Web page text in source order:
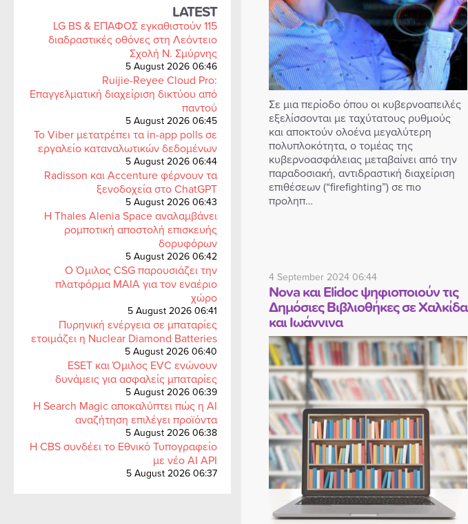
LATEST
LG BS & ΕΠΑΦΟΣ εγκαθιστούν 115
διαδραστικές οθόνες στη Λεόντειο
Σχολή Ν. Σμύρνης
5 August 2026 06:46
Ruijie-Reyee Cloud Pro:
Επαγγελματική διαχείριση δικτύου από
παντού
5 August 2026 06:45
Το Viber μετατρέπει τα in-app polls σε
εργαλείο καταναλωτικών δεδομένων
5 August 2026 06:44
Radisson και Accenture φέρνουν τα
ξενοδοχεία στο ChatGPT
5 August 2026 06:43
Η Thales Alenia Space αναλαμβάνει
ρομποτική αποστολή επισκευής
δορυφόρων
5 August 2026 06:42
Ο Όμιλος CSG παρουσιάζει την
πλατφόρμα MAIA για τον εναέριο
χώρο
5 August 2026 06:41
Πυρηνική ενέργεια σε μπαταρίες
ετοιμάζει η Nuclear Diamond Batteries
5 August 2026 06:40
ESET και Όμιλος EVC ενώνουν
δυνάμεις για ασφαλείς μπαταρίες
5 August 2026 06:39
Η Search Magic αποκαλύπτει πώς η AI
αναζήτηση επιλέγει προϊόντα
5 August 2026 06:38
Η CBS συνδέει το Εθνικό Τυπογραφείο
με νέο AI API
5 August 2026 06:37
Σε μια περίοδο όπου οι κυβερνοαπειλές
εξελίσσονται με ταχύτατους ρυθμούς
και αποκτούν ολοένα μεγαλύτερη
πολυπλοκότητα, ο τομέας της
κυβερνοασφάλειας μεταβαίνει από την
παραδοσιακή, αντιδραστική διαχείριση
επιθέσεων (“firefighting”) σε πιο
προληπ…
4 September 2024 06:44
Nova και Elidoc ψηφιοποιούν τις
Δημόσιες Βιβλιοθήκες σε Χαλκίδα
και Ιωάννινα